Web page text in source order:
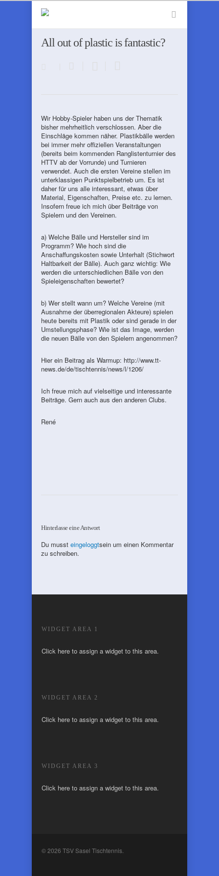
All out of plastic is fantastic?
Wir Hobby-Spieler haben uns der Thematik
bisher mehrheitlich verschlossen. Aber die
Einschläge kommen näher. Plastikbälle werden
bei immer mehr offiziellen Veranstaltungen
(bereits beim kommenden Ranglistenturnier des
HTTV ab der Vorrunde) und Turnieren
verwendet. Auch die ersten Vereine stellen im
unterklassigen Punktspielbetrieb um. Es ist
daher für uns alle interessant, etwas über
Material, Eigenschaften, Preise etc. zu lernen.
Insofern freue ich mich über Beiträge von
Spielern und den Vereinen.
a) Welche Bälle und Hersteller sind im
Programm? Wie hoch sind die
Anschaffungskosten sowie Unterhalt (Stichwort
Haltbarkeit der Bälle). Auch ganz wichtig: Wie
werden die unterschiedlichen Bälle von den
Spieleigenschaften bewertet?
b) Wer stellt wann um? Welche Vereine (mit
Ausnahme der überregionalen Akteure) spielen
heute bereits mit Plastik oder sind gerade in der
Umstellungsphase? Wie ist das Image, werden
die neuen Bälle von den Spielern angenommen?
Hier ein Beitrag als Warmup: http://www.tt-
news.de/de/tischtennis/news/l/1206/
Ich freue mich auf vielseitige und interessante
Beiträge. Gern auch aus den anderen Clubs.
René
Hinterlasse eine Antwort
Du musst eingeloggtsein um einen Kommentar
zu schreiben.
WIDGET AREA 1
Click here to assign a widget to this area.
WIDGET AREA 2
Click here to assign a widget to this area.
WIDGET AREA 3
Click here to assign a widget to this area.
© 2026 TSV Sasel Tischtennis.